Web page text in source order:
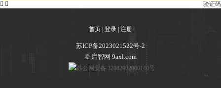
验证码
 
首页 登录 注册
苏ICP备2023021522号-2
© 启智网 9axl.com
苏公网安备 32082902000140号